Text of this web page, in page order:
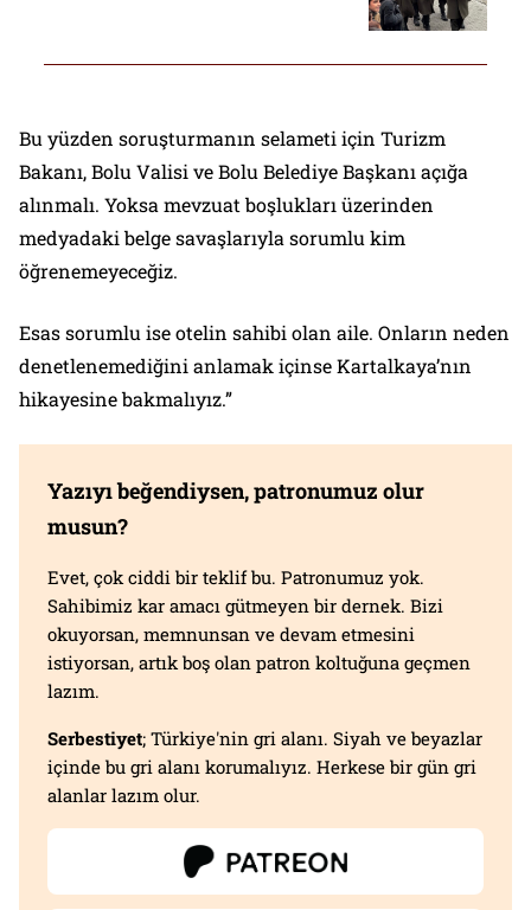
Bu yüzden soruşturmanın selameti için Turizm
Bakanı, Bolu Valisi ve Bolu Belediye Başkanı açığa
alınmalı. Yoksa mevzuat boşlukları üzerinden
medyadaki belge savaşlarıyla sorumlu kim
öğrenemeyeceğiz.
Esas sorumlu ise otelin sahibi olan aile. Onların neden
denetlenemediğini anlamak içinse Kartalkaya’nın
hikayesine bakmalıyız.”
Yazıyı beğendiysen, patronumuz olur
musun?
Evet, çok ciddi bir teklif bu. Patronumuz yok.
Sahibimiz kar amacı gütmeyen bir dernek. Bizi
okuyorsan, memnunsan ve devam etmesini
istiyorsan, artık boş olan patron koltuğuna geçmen
lazım.
Serbestiyet; Türkiye'nin gri alanı. Siyah ve beyazlar
içinde bu gri alanı korumalıyız. Herkese bir gün gri
alanlar lazım olur.